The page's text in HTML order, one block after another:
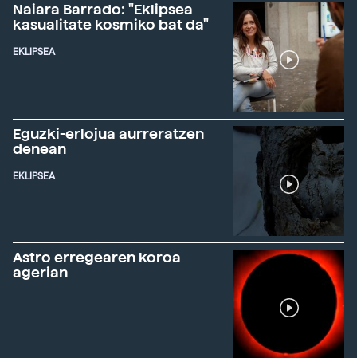
Naiara Barrado: "Eklipsea
kasualitate kosmiko bat da"
EKLIPSEA
Eguzki-erlojua aurreratzen
denean
EKLIPSEA
Astro erregearen koroa
agerian